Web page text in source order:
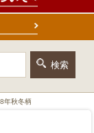
年秋冬柄